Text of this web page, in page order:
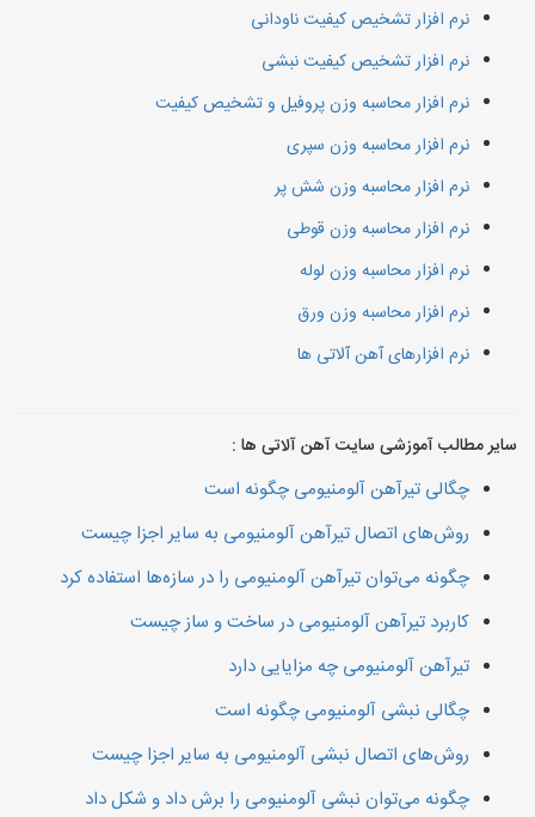
نرم افزار تشخیص کیفیت ناودانی
نرم افزار تشخیص کیفیت نبشی
نرم افزار محاسبه وزن پروفیل و تشخیص کیفیت
نرم افزار محاسبه وزن سپری
نرم افزار محاسبه وزن شش پر
نرم افزار محاسبه وزن قوطی
نرم افزار محاسبه وزن لوله
نرم افزار محاسبه وزن ورق
نرم افزارهای آهن آلاتی ها
سایر مطالب آموزشی سایت آهن آلاتی ها :
چگالی تیرآهن آلومنیومی چگونه است
روش‌های اتصال تیرآهن آلومنیومی به سایر اجزا چیست
چگونه می‌توان تیرآهن آلومنیومی را در سازه‌ها استفاده کرد
کاربرد تیرآهن آلومنیومی در ساخت و ساز چیست
تیرآهن آلومنیومی چه مزایایی دارد
چگالی نبشی آلومنیومی چگونه است
روش‌های اتصال نبشی آلومنیومی به سایر اجزا چیست
چگونه می‌توان نبشی آلومنیومی را برش داد و شکل داد